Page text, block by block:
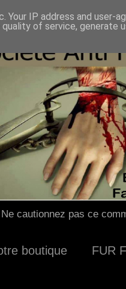
cautionnez pas ce
boutique FUR
IP address and user-
of service, generate